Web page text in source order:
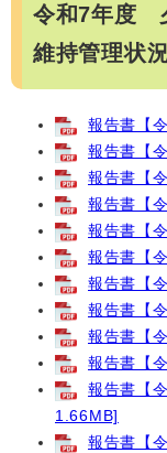
令和7年度
維持管理状
報告書【
報告書【
報告書【
報告書【
報告書【
報告書【
報告書【
報告書【
報告書【
報告書【
報告書【
1.66MB]
報告書【